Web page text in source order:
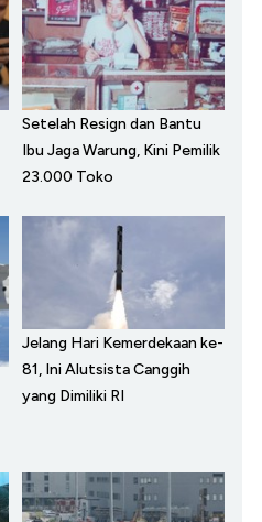
Setelah Resign dan Bantu
Ibu Jaga Warung, Kini Pemilik
23.000 Toko
Jelang Hari Kemerdekaan ke-
81, Ini Alutsista Canggih
yang Dimiliki RI